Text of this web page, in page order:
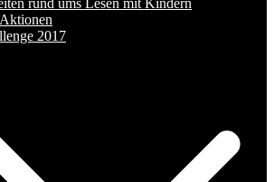
rund ums Lesen mit Kindern
2017